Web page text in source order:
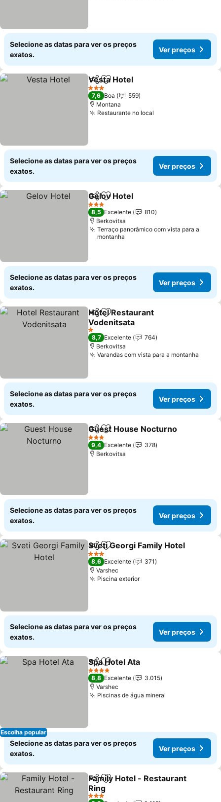
Selecione as datas para ver os preços
exatos.
Ver preços
PartilharAdicionar aos favoritos
Vesta Hotel
3 Estrelas
7,6 Boa
559
Montana
Restaurante no local
Selecione as datas para ver os preços
exatos.
Ver preços
PartilharAdicionar aos favoritos
Gelov Hotel
3 Estrelas
8,5 Excelente
810
Berkovitsa
Terraço panorâmico com vista para a
montanha
Selecione as datas para ver os preços
exatos.
Ver preços
PartilharAdicionar aos favoritos
Hotel Restaurant
Vodenitsata
1 Estrelas
8,7 Excelente
764
Berkovitsa
Varandas com vista para a montanha
Selecione as datas para ver os preços
exatos.
Ver preços
PartilharAdicionar aos favoritos
Guest House Nocturno
3 Estrelas
9,4 Excelente
378
Berkovitsa
Selecione as datas para ver os preços
exatos.
Ver preços
PartilharAdicionar aos favoritos
Sveti Georgi Family Hotel
3 Estrelas
8,6 Excelente
371
Varshec
Piscina exterior
Selecione as datas para ver os preços
exatos.
Ver preços
Escolha popular
PartilharAdicionar aos favoritos
Spa Hotel Ata
4 Estrelas
8,8 Excelente
3.015
Varshec
Piscinas de água mineral
Selecione as datas para ver os preços
exatos.
Ver preços
PartilharAdicionar aos favoritos
Family Hotel - Restaurant
Ring
3 Estrelas